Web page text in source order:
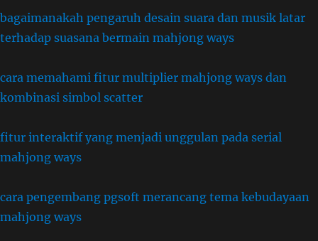
bagaimanakah pengaruh desain suara dan musik latar
terhadap suasana bermain mahjong ways
cara memahami fitur multiplier mahjong ways dan
kombinasi simbol scatter
fitur interaktif yang menjadi unggulan pada serial
mahjong ways
cara pengembang pgsoft merancang tema kebudayaan
mahjong ways